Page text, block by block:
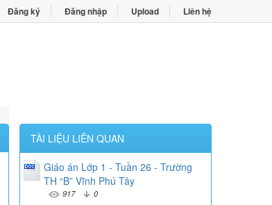
Đăng ký Đăng nhập Upload Liên hệ
TÀI LIỆU LIÊN QUAN
Giáo án Lớp 1 - Tuần 26 - Trường
TH “B” Vĩnh Phú Tây
917 0